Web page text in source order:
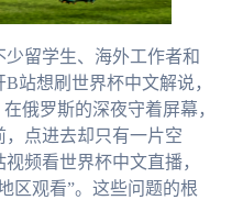
留学生、海外工作者和
站想刷世界杯中文解说，
俄罗斯的深夜守着屏幕，
点进去却只有一片空
频看世界杯中文直播，
区观看”。这些问题的根